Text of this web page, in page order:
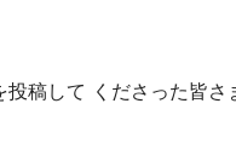
稿して くださった皆さ